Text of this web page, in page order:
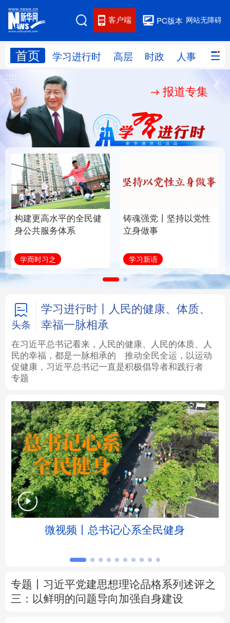
网站无障碍
PC版本
客户端
首页 学习进行时 高层 时政 人事 国际
网站地图
学习进行时 人事
国际 财经 网评
思客智库 全球连线 教育
科技 科创
文化 书画
访谈 视频 图片 政务
信息化 数字经济
学术中国 乡村振兴 银龄 溯源中国
城市 旅游
彩票 娱乐 时尚 悦读
公益
文化产业
地方频道
北京 天津 河北 山西
辽宁 吉林 上海 江苏
安徽 福建
河南 湖北
广东 广西 海南 重庆
报道专集
构建更高水平的全民健
身公共服务体系
学而时习之
铸魂强党丨坚持以党性
立身做事
学习新语
头条
学习进行时丨人民的健康、体质、
幸福一脉相承
在习近平总书记看来，人民的健康、人民的体质、人
民的幸福，都是一脉相承的
推动全民全运，以运动
促健康，习近平总书记一直是积极倡导者和践行者
专题
微视频丨总书记心系全民健身
专题丨 习近平党建思想理论品格系列述评之
三：以鲜明的问题导向加强自身建设